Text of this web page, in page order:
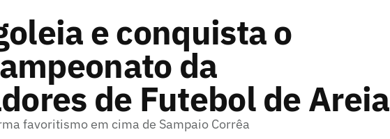
e conquista o
da
de Futebol de Areia
favoritismo em cima de Sampaio Corrêa